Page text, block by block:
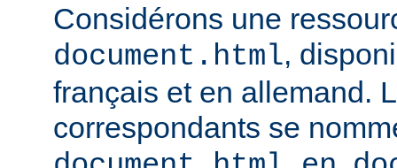
Considérons une
document.html,
français et en allemand.
correspondants se